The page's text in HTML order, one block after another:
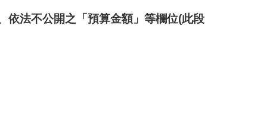
依法不公開之「預算金額」等欄位(此段